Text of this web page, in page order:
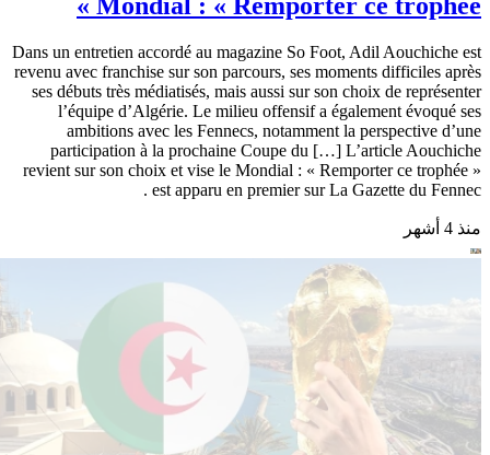
Dans un entretien accordé au magazine So Foot, Adil Aouchiche est
revenu avec franchise sur son parcours, ses moments difficiles après
ses débuts très médiatisés, mais aussi sur son choix de représenter
l’équipe d’Algérie. Le milieu offensif a également évoqué ses
ambitions avec les Fennecs, notamment la perspective d’une
participation à la prochaine Coupe du […] L’article Aouchiche
revient sur son choix et vise le Mondial : « Remporter ce trophée »
est apparu en premier sur La Gazette du Fennec .
منذ 4 أشهر